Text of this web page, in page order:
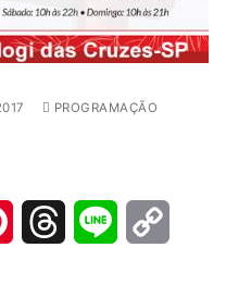
PROGRAMAÇÃO
PinterestThreads Line